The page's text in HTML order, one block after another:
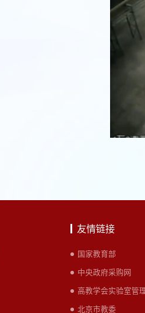
友情链接
国家教育部
中央政府采购网
高教学会实验室管
北京市教委